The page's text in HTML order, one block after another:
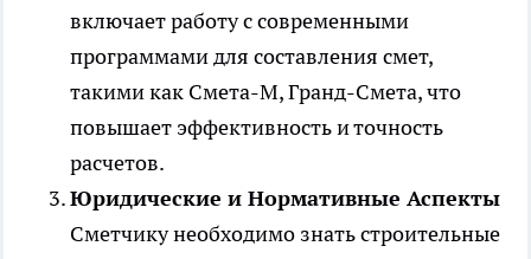
включает работу с современными
программами для составления смет,
такими как Смета-М, Гранд-Смета, что
повышает эффективность и точность
расчетов.
Юридические и Нормативные Аспекты
Сметчику необходимо знать строительные